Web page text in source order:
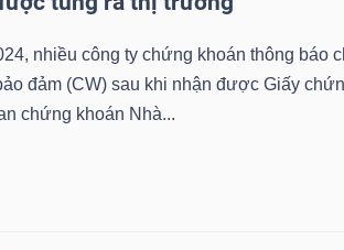
nhiều công ty chứng khoán thông báo
đảm (CW) sau khi nhận được Giấy
chứng khoán Nhà...